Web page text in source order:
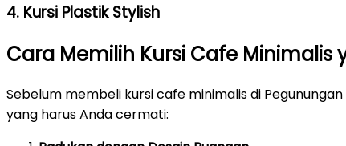
4. Kursi Plastik Stylish
Cara Memilih Kursi Cafe Minimalis
Sebelum membeli kursi cafe minimalis di
yang harus Anda cermati: